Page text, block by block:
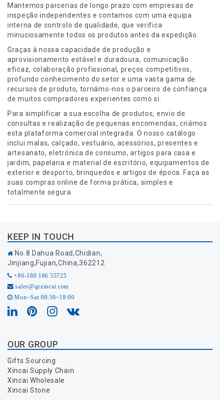
Mantemos parcerias de longo prazo com empresas de
inspeção independentes e contamos com uma equipa
interna de controlo de qualidade, que verifica
minuciosamente todos os produtos antes da expedição.
Graças à nossa capacidade de produção e
aprovisionamento estável e duradoura, comunicação
eficaz, colaboração profissional, preços competitivos,
profundo conhecimento do setor e uma vasta gama de
recursos de produto, tornámo-nos o parceiro de confiança
de muitos compradores experientes como si.
Para simplificar a sua escolha de produtos, envio de
consultas e realização de pequenas encomendas, criámos
esta plataforma comercial integrada. O nosso catálogo
inclui malas, calçado, vestuário, acessórios, presentes e
artesanato, eletrónica de consumo, artigos para casa e
jardim, papelaria e material de escritório, equipamentos de
exterior e desporto, brinquedos e artigos de época. Faça as
suas compras online de forma prática, simples e
totalmente segura.
KEEP IN TOUCH
No.8 Dahua Road,Chidian,
Jinjiang,Fujian,China,362212
+86-180 166 55725
sales@qzxincai.com
Mon~Sat 08:30~18:00
OUR GROUP
Gifts Sourcing
Xincai Supply Chain
Xincai Wholesale
Xincai Stone